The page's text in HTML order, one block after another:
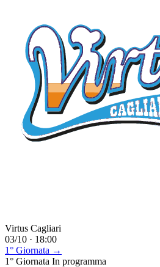
Virtus Cagliari
03/10 · 18:00
1° Giornata →
1° Giornata In programma